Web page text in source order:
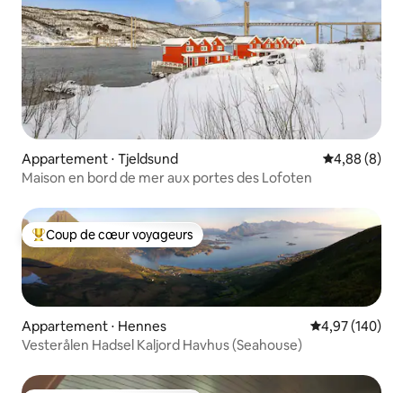
Appartement ⋅ Tjeldsund Évaluation
4,88 (8)
Maison en bord de mer aux portes des Lofoten
Coups de cœur voyageurs les plus appréciés
Coup de cœur voyageurs
Appartement ⋅ Hennes Évaluation
4,97 (140)
Vesterålen Hadsel Kaljord Havhus (Seahouse)